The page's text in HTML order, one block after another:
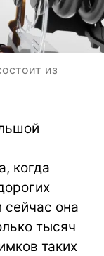
из
когда
сейчас она
тысяч
таких